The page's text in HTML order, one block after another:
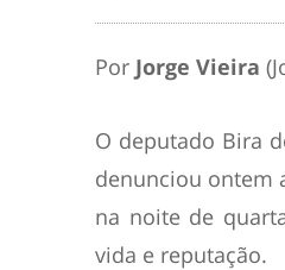
Por Jorge Vieira
O deputado Bira
denunciou ontem
na noite de
vida e reputação.